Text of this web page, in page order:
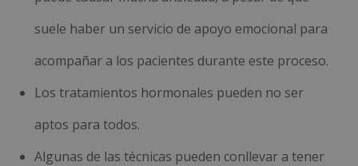
suele haber un servicio de apoyo emocional para
acompañar a los pacientes durante este proceso.
Los tratamientos hormonales pueden no ser
aptos para todos.
Algunas de las técnicas pueden conllevar a tener